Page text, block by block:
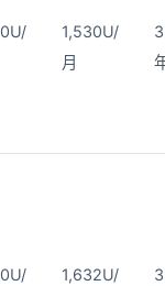
1,530U/
月
1,632U/